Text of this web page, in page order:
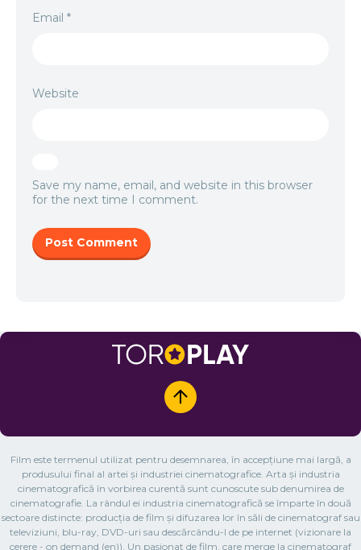
Email *
Website
Save my name, email, and website in this browser
for the next time I comment.
Film este termenul utilizat pentru desemnarea, în accepțiune mai largă, a
produsului final al artei și industriei cinematografice. Arta și industria
cinematografică în vorbirea curentă sunt cunoscute sub denumirea de
cinematografie. La rândul ei industria cinematografică se împarte în două
sectoare distincte: producția de film și difuzarea lor în săli de cinematograf sau
televiziuni, blu-ray, DVD-uri sau descărcându-l de pe internet (vizionare la
cerere - on demand (en)). Un pasionat de film, care merge la cinematograf